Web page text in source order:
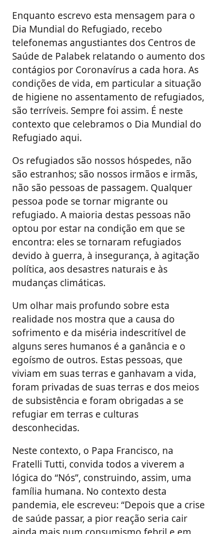
Enquanto escrevo esta mensagem para o
Dia Mundial do Refugiado, recebo
telefonemas angustiantes dos Centros de
Saúde de Palabek relatando o aumento dos
contágios por Coronavírus a cada hora. As
condições de vida, em particular a situação
de higiene no assentamento de refugiados,
são terríveis. Sempre foi assim. É neste
contexto que celebramos o Dia Mundial do
Refugiado aqui.
Os refugiados são nossos hóspedes, não
são estranhos; são nossos irmãos e irmãs,
não são pessoas de passagem. Qualquer
pessoa pode se tornar migrante ou
refugiado. A maioria destas pessoas não
optou por estar na condição em que se
encontra: eles se tornaram refugiados
devido à guerra, à insegurança, à agitação
política, aos desastres naturais e às
mudanças climáticas.
Um olhar mais profundo sobre esta
realidade nos mostra que a causa do
sofrimento e da miséria indescritível de
alguns seres humanos é a ganância e o
egoísmo de outros. Estas pessoas, que
viviam em suas terras e ganhavam a vida,
foram privadas de suas terras e dos meios
de subsistência e foram obrigadas a se
refugiar em terras e culturas
desconhecidas.
Neste contexto, o Papa Francisco, na
Fratelli Tutti, convida todos a viverem a
lógica do “Nós”, construindo, assim, uma
família humana. No contexto desta
pandemia, ele escreveu: “Depois que a crise
de saúde passar, a pior reação seria cair